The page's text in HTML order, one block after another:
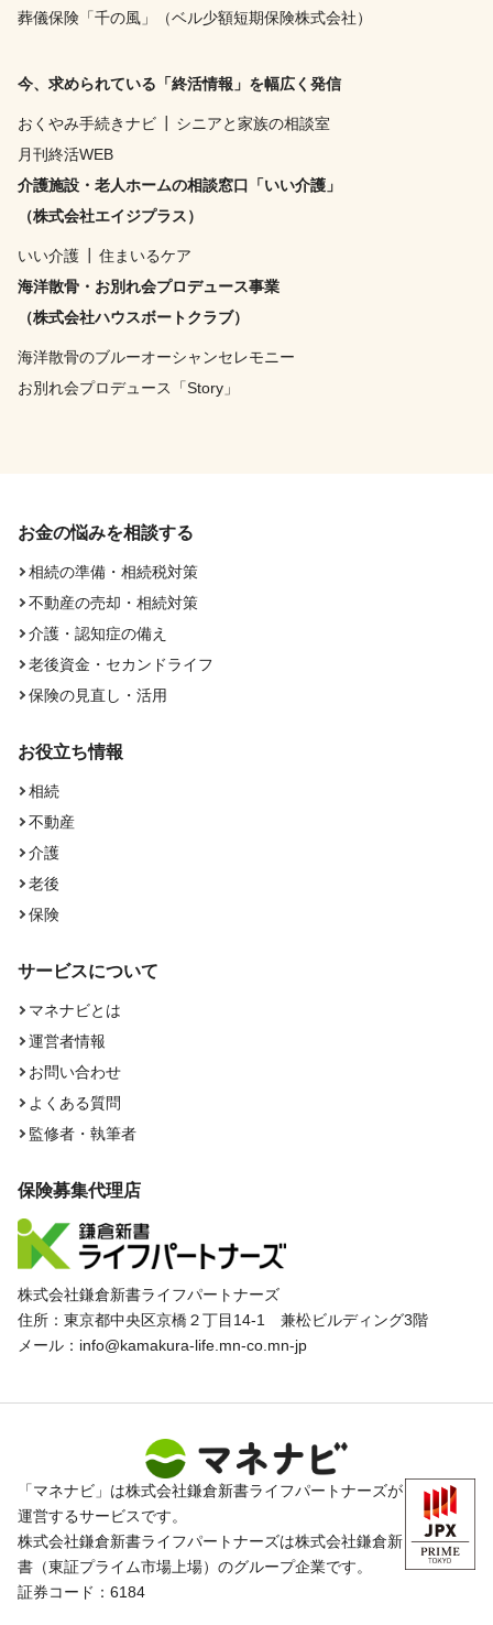
葬儀保険「千の風」（ベル少額短期保険株式会社）
今、求められている「終活情報」を幅広く発信
おくやみ手続きナビ
シニアと家族の相談室
月刊終活WEB
介護施設・老人ホームの相談窓口「いい介護」
（株式会社エイジプラス）
いい介護
住まいるケア
海洋散骨・お別れ会プロデュース事業
（株式会社ハウスボートクラブ）
海洋散骨のブルーオーシャンセレモニー
お別れ会プロデュース「Story」
お金の悩みを相談する
相続の準備・相続税対策
不動産の売却・相続対策
介護・認知症の備え
老後資金・セカンドライフ
保険の見直し・活用
お役立ち情報
相続
不動産
介護
老後
保険
サービスについて
マネナビとは
運営者情報
お問い合わせ
よくある質問
監修者・執筆者
保険募集代理店
株式会社鎌倉新書ライフパートナーズ
住所：東京都中央区京橋２丁目14-1 兼松ビルディング3階
メール：info@kamakura-life.mn-co.mn-jp
「マネナビ」は株式会社鎌倉新書ライフパートナーズが
運営するサービスです。
株式会社鎌倉新書ライフパートナーズは株式会社鎌倉新
書（東証プライム市場上場）のグループ企業です。
証券コード：6184